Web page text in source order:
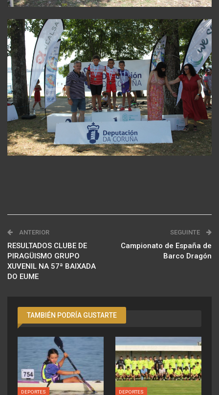
ANTERIOR
RESULTADOS CLUBE DE
PIRAGÜISMO GRUPO
XUVENIL NA 57ª BAIXADA
DO EUME
SEGUINTE
Campionato de España de
Barco Dragón
TAMBIÉN PODRÍA GUSTARTE
DEPORTES DEPORTES